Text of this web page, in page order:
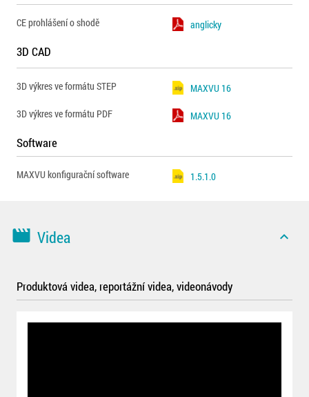
CE prohlášení o shodě anglicky
3D CAD
3D výkres ve formátu STEP
MAXVU 16
3D výkres ve formátu PDF
MAXVU 16
Software
MAXVU konfigurační software 1.5.1.0
movie Videa expand_less
Produktová videa, reportážní videa, videonávody